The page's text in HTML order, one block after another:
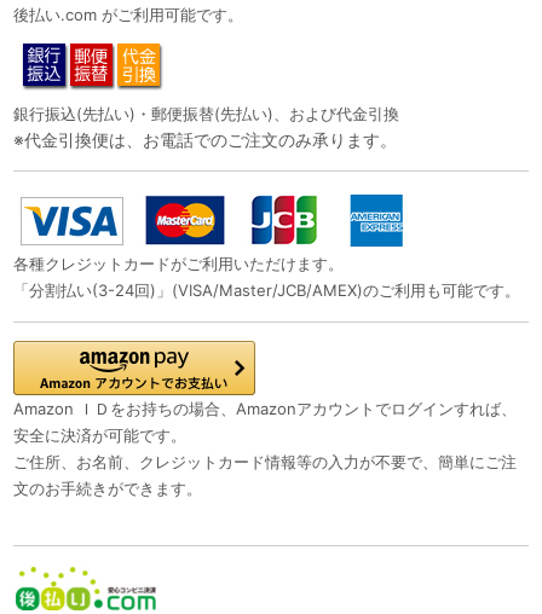
後払い.com がご利用可能です。
銀行振込(先払い)・郵便振替(先払い)、および代金引換
※代金引換便は、お電話でのご注文のみ承ります。
各種クレジットカードがご利用いただけます。
「分割払い(3-24回)」(VISA/Master/JCB/AMEX)のご利用も可能です。
Amazon ＩＤをお持ちの場合、Amazonアカウントでログインすれば、
安全に決済が可能です。
ご住所、お名前、クレジットカード情報等の入力が不要で、簡単にご注
文のお手続きができます。